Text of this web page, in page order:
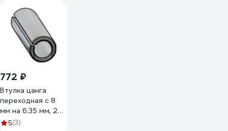
772 ₽
Втулка цанга
переходная с 8
мм на 6.35 мм, 25
мм тип c WPW
5(3)